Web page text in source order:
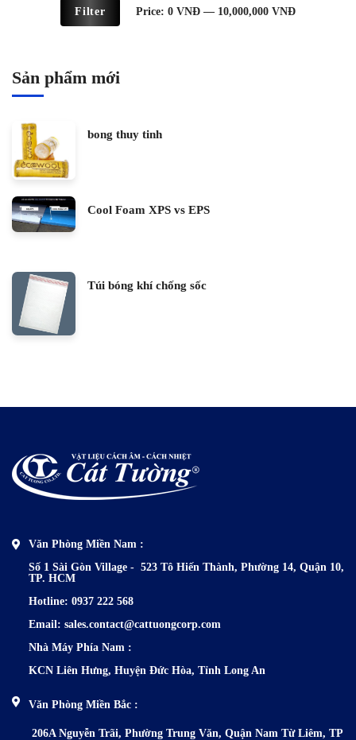
Filter Price: 0 VNĐ— 10,000,000 VNĐ
Sản phẩm mới
bong thuy tinh
Cool Foam XPS vs EPS
Túi bóng khí chống sốc
Văn Phòng Miền Nam :
Số 1 Sài Gòn Village - 523 Tô Hiến Thành, Phường 14, Quận 10,
TP. HCM
Hotline: 0937 222 568
Email: sales.contact@cattuongcorp.com
Nhà Máy Phía Nam :
KCN Liên Hưng, Huyện Đức Hòa, Tỉnh Long An
Văn Phòng Miền Bắc :
206A Nguyễn Trãi, Phường Trung Văn, Quận Nam Từ Liêm, TP